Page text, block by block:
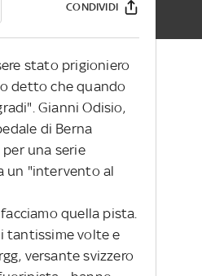
CONDIVIDI
stato prigioniero
detto che quando
Gianni Odisio,
di Berna
una serie
un "intervento al
quella pista.
tantissime volte e
versante svizzero